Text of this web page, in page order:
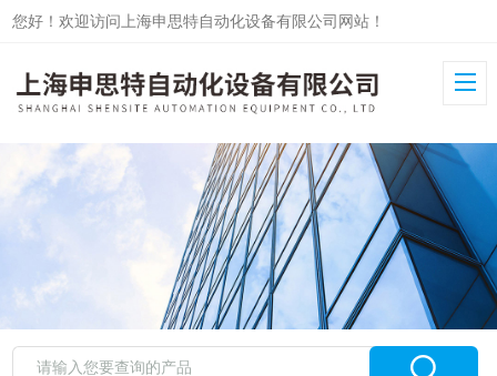
您好！欢迎访问上海申思特自动化设备有限公司网站！